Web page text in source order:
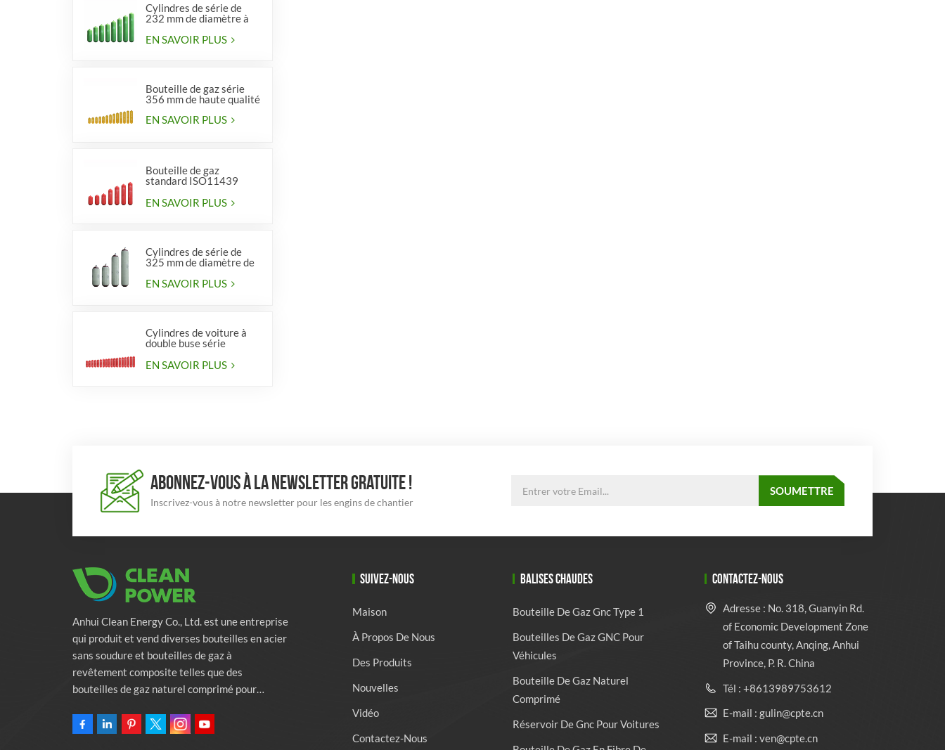
Cylindres de série de
232 mm de diamètre à
EN SAVOIR PLUS
Bouteille de gaz série
356 mm de haute qualité
EN SAVOIR PLUS
Bouteille de gaz
standard ISO11439
EN SAVOIR PLUS
Cylindres de série de
325 mm de diamètre de
véhicules
EN SAVOIR PLUS
Cylindres de voiture à
double buse série
EN SAVOIR PLUS
ABONNEZ-VOUS À LA NEWSLETTER GRATUITE !
Inscrivez-vous à notre newsletter pour les engins de chantier
Anhui Clean Energy Co., Ltd. est une entreprise
qui produit et vend diverses bouteilles en acier
sans soudure et bouteilles de gaz à
revêtement composite telles que des
bouteilles de gaz naturel comprimé pour
des bouteilles de lutte contre l'incendie.
SUIVEZ-NOUS
Maison
À Propos De Nous
Des Produits
Nouvelles
Vidéo
Contactez-Nous
BALISES CHAUDES
Bouteille De Gaz Gnc Type 1
Bouteilles De Gaz GNC Pour
Véhicules
Bouteille De Gaz Naturel
Comprimé
Réservoir De Gnc Pour Voitures
CONTACTEZ-NOUS
Adresse : No. 318, Guanyin Rd.
of Economic Development Zone
of Taihu county, Anqing, Anhui
Province, P. R. China
Tél : +8613989753612
E-mail : gulin@cpte.cn
E-mail : ven@cpte.cn